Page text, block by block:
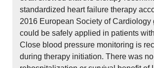
standardized heart failure therapy
2016 European Society of Cardiology
could be safely applied in patients
Close blood pressure monitoring is
during therapy initiation. There was